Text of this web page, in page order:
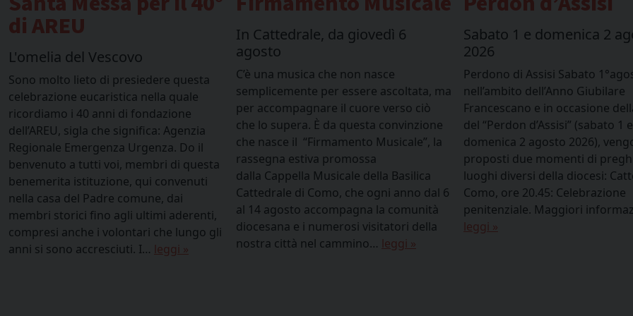
questa
quale
Agenzia
Do il
di questa
convenuti
dai
aderenti,
che lungo gli
leggi »
In Cattedrale, da giovedì 6
agosto
C’è una musica che non nasce
semplicemente per essere ascoltata, ma
per accompagnare il cuore verso ciò
che lo supera. È da questa convinzione
che nasce il “Firmamento Musicale”, la
rassegna estiva promossa
dalla Cappella Musicale della Basilica
Cattedrale di Como, che ogni anno dal 6
al 14 agosto accompagna la comunità
diocesana e i numerosi visitatori della
nostra città nel cammino…leggi »
Sabato 1 e domenica 2 agosto
Perdono di Assisi Sabato 1°agosto 2026,
nell’ambito dell’Anno Giubilare
Francescano e in occasione della festa
del “Perdon d’Assisi” (sabato 1 e
domenica 2 agosto 2026), vengono
proposti due momenti di preghiera in
luoghi diversi della diocesi: Cattedrale di
Como, ore 20.45: Celebrazione
penitenziale. Maggiori informazioni e …
leggi »
e degli
Si celebra
concomitanza
Gioacchino ed
mondiale dei
Messaggio per
Padre ricorda
volto di
non… leggi »